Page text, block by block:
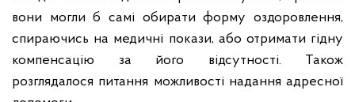
вони могли б самі обирати форму оздоровлення,
спираючись на медичні покази, або отримати гідну
компенсацію за його відсутності. Також
розглядалося питання можливості надання адресної